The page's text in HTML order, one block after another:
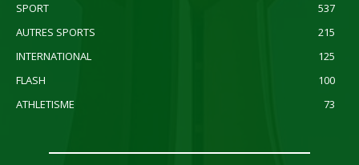
SPORT
537
AUTRES SPORTS
215
INTERNATIONAL
125
FLASH
100
ATHLETISME
73